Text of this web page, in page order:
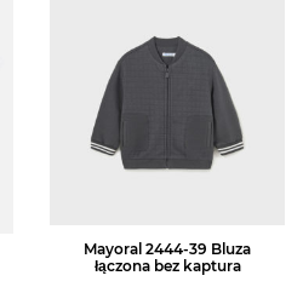
Opcje
można
wybrać
stronie
Mayoral 2444-39 Bluza
łączona bez kaptura